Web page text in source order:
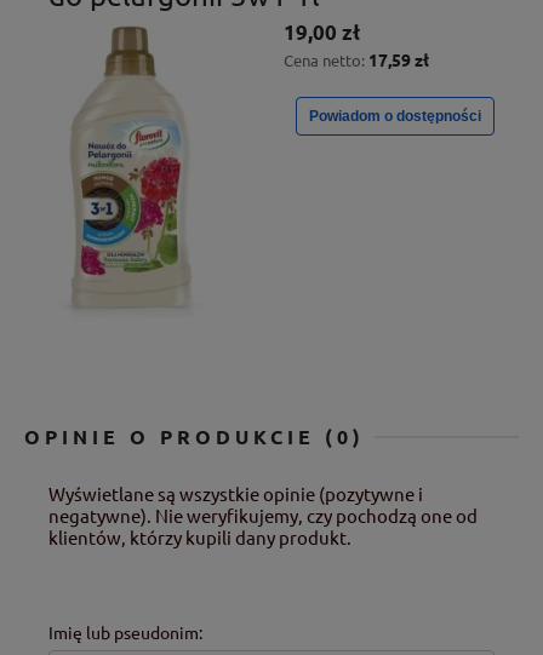
19,00 zł
Cena netto: 17,59 zł
Powiadom o dostępności
OPINIE O PRODUKCIE (0)
Wyświetlane są wszystkie opinie (pozytywne i
negatywne). Nie weryfikujemy, czy pochodzą one od
klientów, którzy kupili dany produkt.
Imię lub pseudonim: